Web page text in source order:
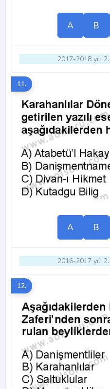
A B
2017-2018 yılı
11.
A B
2016-2017 yılı
12.